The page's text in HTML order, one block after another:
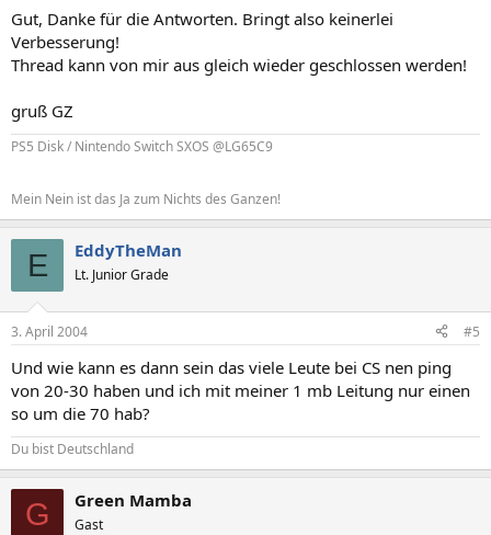
Gut, Danke für die Antworten. Bringt also keinerlei
Verbesserung!
Thread kann von mir aus gleich wieder geschlossen werden!
gruß GZ
PS5 Disk / Nintendo Switch SXOS @LG65C9
Mein Nein ist das Ja zum Nichts des Ganzen!
E EddyTheMan
Lt. Junior Grade
3. April 2004 #5
Und wie kann es dann sein das viele Leute bei CS nen ping
von 20-30 haben und ich mit meiner 1 mb Leitung nur einen
so um die 70 hab?
Du bist Deutschland
G Green Mamba
Gast